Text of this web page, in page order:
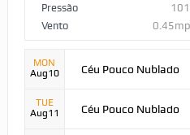
Pressão
Vento
MON
Aug10
Céu Pouco Nublado
TUE
Aug11
Céu Pouco Nublado